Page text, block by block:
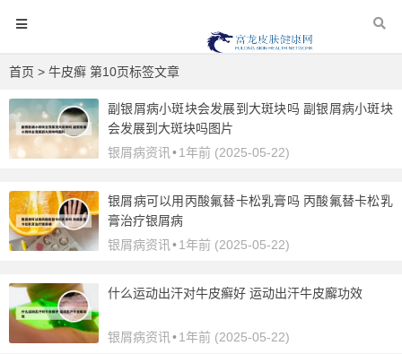
首页 > 牛皮癣 第10页标签文章
副银屑病小斑块会发展到大斑块吗 副银屑病小斑块
会发展到大斑块吗图片
银屑病资讯 •1年前 (2025-05-22)
银屑病可以用丙酸氟替卡松乳膏吗 丙酸氟替卡松乳
膏治疗银屑病
银屑病资讯 •1年前 (2025-05-22)
什么运动出汗对牛皮癣好 运动出汗牛皮廨功效
银屑病资讯 •1年前 (2025-05-22)